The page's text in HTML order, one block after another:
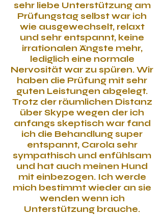
sehr liebe Unterstützung am
Prüfungstag selbst war ich
wie ausgewechselt, relaxt
und sehr entspannt, keine
irrationalen Ängste mehr,
lediglich eine normale
Nervosität war zu spüren. Wir
haben die Prüfung mit sehr
guten Leistungen abgelegt.
Trotz der räumlichen Distanz
über Skype wegen der ich
anfangs skeptisch war fand
ich die Behandlung super
entspannt, Carola sehr
sympathisch und enfühlsam
und hat auch meinen Hund
mit einbezogen. Ich werde
mich bestimmt wieder an sie
wenden wenn ich
Unterstützung brauche.